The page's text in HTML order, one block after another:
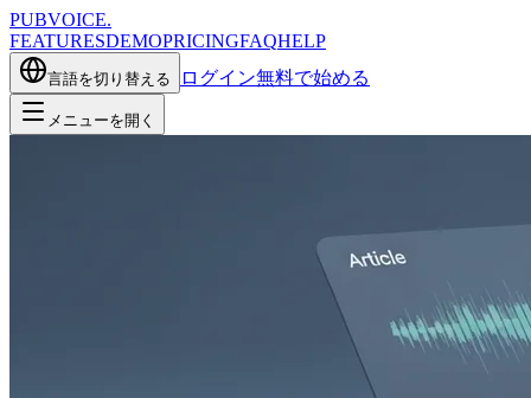
PUBVOICE.
FEATURESDEMOPRICINGFAQHELP
言語を切り替える ログイン無料で始める
メニューを開く